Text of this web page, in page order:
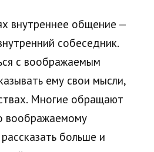
внутреннее общение —
собеседник.
с воображаемым
ему свои мысли,
Многие обращают
воображаемому
больше и